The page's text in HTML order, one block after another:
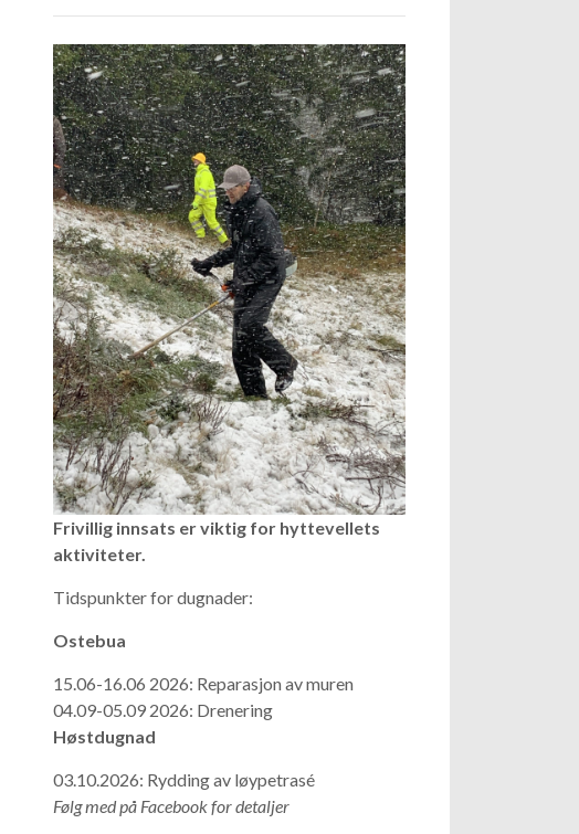
Frivillig innsats er viktig for hyttevellets
aktiviteter.
Tidspunkter for dugnader:
Ostebua
15.06-16.06 2026: Reparasjon av muren
04.09-05.09 2026: Drenering
Høstdugnad
03.10.2026: Rydding av løypetrasé
Følg med på Facebook for detaljer